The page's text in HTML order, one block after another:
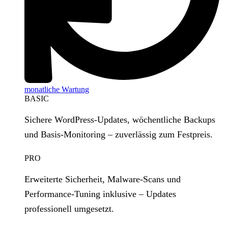
monatliche Wartung
BASIC
Sichere WordPress‑Updates, wöchentliche Backups
und Basis‑Monitoring – zuverlässig zum Festpreis.
PRO
Erweiterte Sicherheit, Malware‑Scans und
Performance‑Tuning inklusive – Updates
professionell umgesetzt.